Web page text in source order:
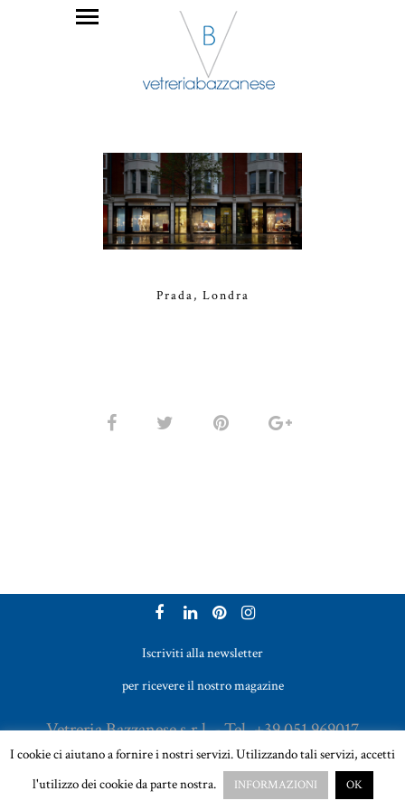
Prada, Londra
Iscriviti alla newsletter
per ricevere il nostro magazine
Vetreria Bazzanese s.r.l. - Tel. +39 051 969017
Email:sales@vetreriabazzanese.com
I cookie ci aiutano a fornire i nostri servizi. Utilizzando tali servizi, accetti
l'utilizzo dei cookie da parte nostra.
INFORMAZIONI OK